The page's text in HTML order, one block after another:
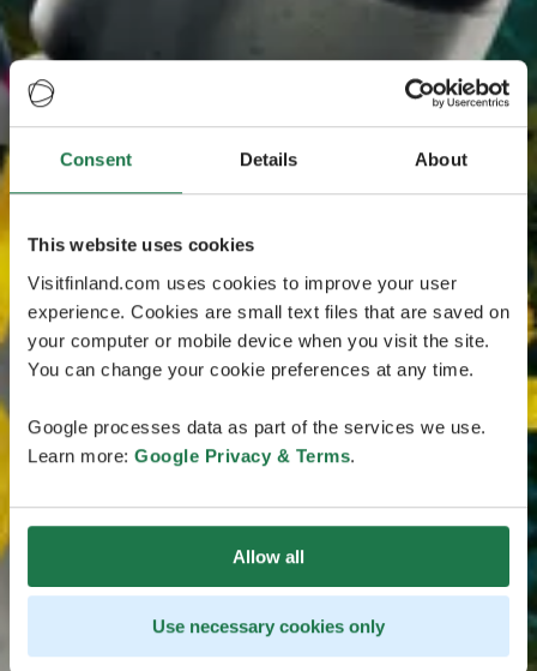
Consent Details About
This website uses cookies
Visitfinland.com uses cookies to improve your user
experience. Cookies are small text files that are saved on
your computer or mobile device when you visit the site.
You can change your cookie preferences at any time.
Google processes data as part of the services we use.
Learn more: Google Privacy & Terms.
Allow all
Use necessary cookies only